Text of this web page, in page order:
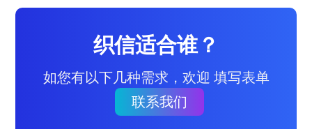
织信适合谁？
如您有以下几种需求，欢迎 填写表单
联系我们